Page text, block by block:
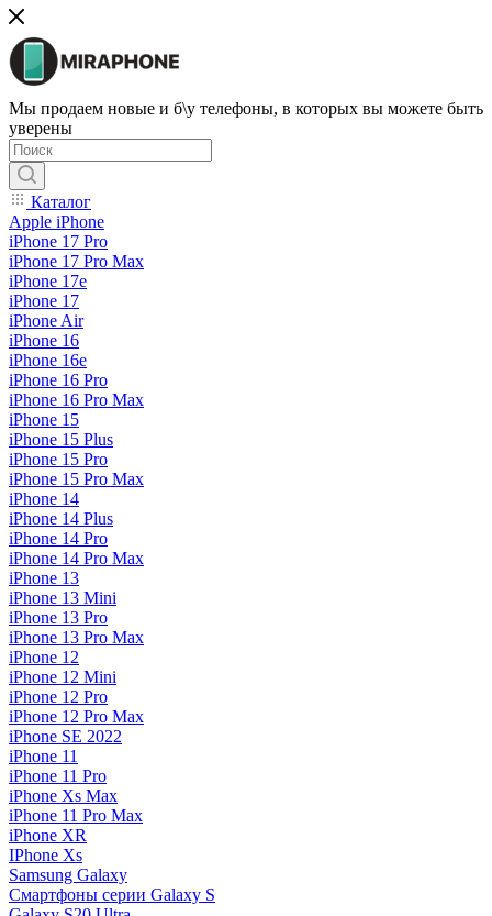
Мы продаем новые и б\у телефоны, в которых вы можете быть
уверены
Каталог
Apple iPhone
iPhone 17 Pro
iPhone 17 Pro Max
iPhone 17e
iPhone 17
iPhone Air
iPhone 16
iPhone 16e
iPhone 16 Pro
iPhone 16 Pro Max
iPhone 15
iPhone 15 Plus
iPhone 15 Pro
iPhone 15 Pro Max
iPhone 14
iPhone 14 Plus
iPhone 14 Pro
iPhone 14 Pro Max
iPhone 13
iPhone 13 Mini
iPhone 13 Pro
iPhone 13 Pro Max
iPhone 12
iPhone 12 Mini
iPhone 12 Pro
iPhone 12 Pro Max
iPhone SE 2022
iPhone 11
iPhone 11 Pro
iPhone Xs Max
iPhone 11 Pro Max
iPhone XR
IPhone Xs
Samsung Galaxy
Смартфоны серии Galaxy S